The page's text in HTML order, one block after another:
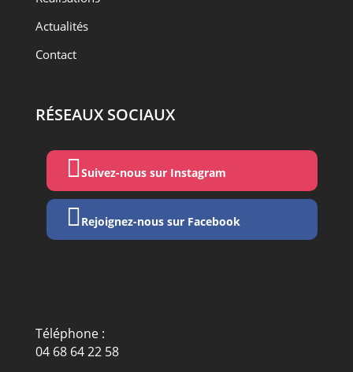
Actualités
Contact
RÉSEAUX SOCIAUX
Suivez-nous sur Instagram
Rejoignez-nous sur Facebook
Téléphone :
04 68 64 22 58